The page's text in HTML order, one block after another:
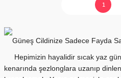
1
Güneş Cildinize Sadece Fayda
Hepimizin hayalidir sıcak yaz
kenarında şezlonglara uzanıp